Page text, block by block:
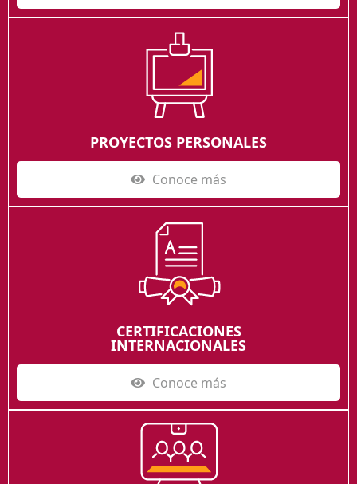
PROYECTOS PERSONALES
Conoce más
CERTIFICACIONES
INTERNACIONALES
Conoce más